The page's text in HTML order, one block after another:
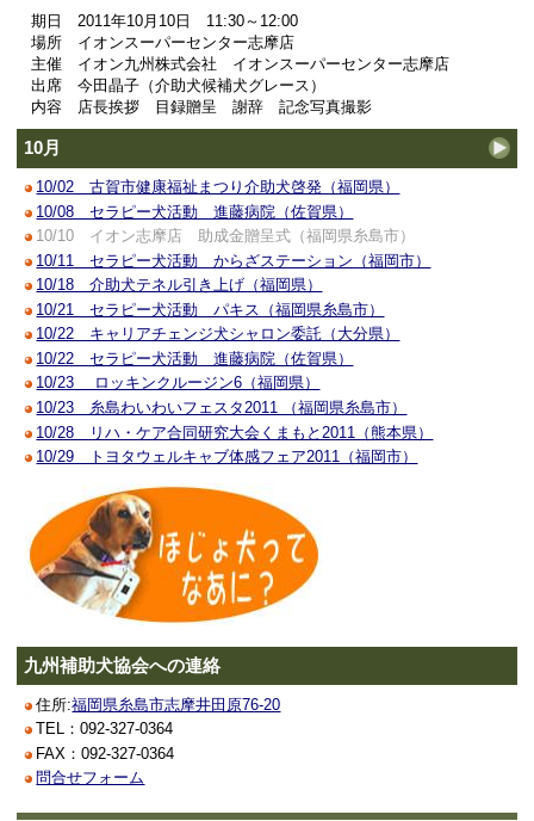
期日 2011年10月10日 11:30～12:00
場所 イオンスーパーセンター志摩店
主催 イオン九州株式会社 イオンスーパーセンター志摩店
出席 今田晶子（介助犬候補犬グレース）
内容 店長挨拶 目録贈呈 謝辞 記念写真撮影
10月
10/02 古賀市健康福祉まつり介助犬啓発（福岡県）
10/08 セラピー犬活動 進藤病院（佐賀県）
10/10 イオン志摩店 助成金贈呈式（福岡県糸島市）
10/11 セラピー犬活動 からざステーション（福岡市）
10/18 介助犬テネル引き上げ（福岡県）
10/21 セラピー犬活動 パキス（福岡県糸島市）
10/22 キャリアチェンジ犬シャロン委託（大分県）
10/22 セラピー犬活動 進藤病院（佐賀県）
10/23 ロッキンクルージン6（福岡県）
10/23 糸島わいわいフェスタ2011 （福岡県糸島市）
10/28 リハ・ケア合同研究大会くまもと2011（熊本県）
10/29 トヨタウェルキャブ体感フェア2011（福岡市）
九州補助犬協会への連絡
住所:福岡県糸島市志摩井田原76-20
TEL：092-327-0364
FAX：092-327-0364
問合せフォーム